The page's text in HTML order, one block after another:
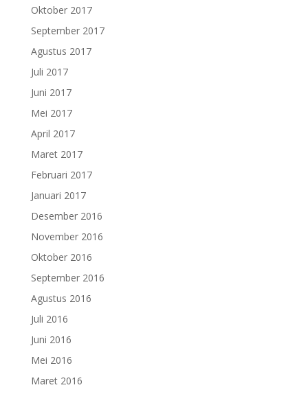
Oktober 2017
September 2017
Agustus 2017
Juli 2017
Juni 2017
Mei 2017
April 2017
Maret 2017
Februari 2017
Januari 2017
Desember 2016
November 2016
Oktober 2016
September 2016
Agustus 2016
Juli 2016
Juni 2016
Mei 2016
Maret 2016